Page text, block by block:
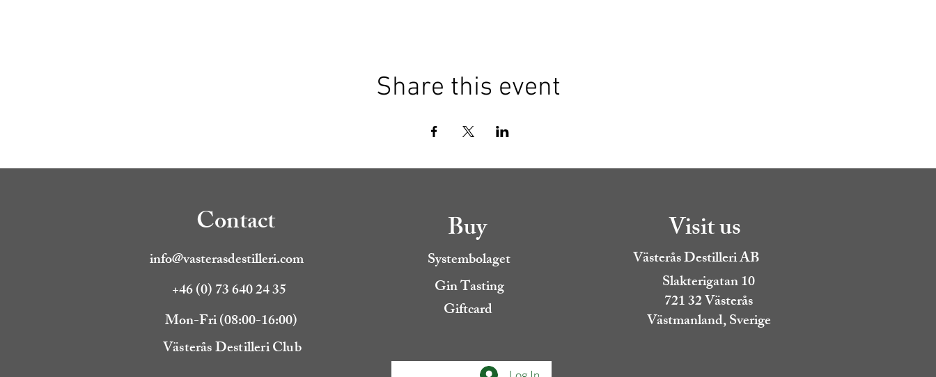
Share this event
Contact
info@vasterasdestilleri.com
+46 (0) 73 640 24 35
Mon-Fri (08:00-16:00)
Buy
Systembolaget
Gin Tasting
Giftcard
Visit us
Västerås Destilleri AB
Slakterigatan 10
721 32 Västerås
Västmanland, Sverige
Västerås Destilleri Club